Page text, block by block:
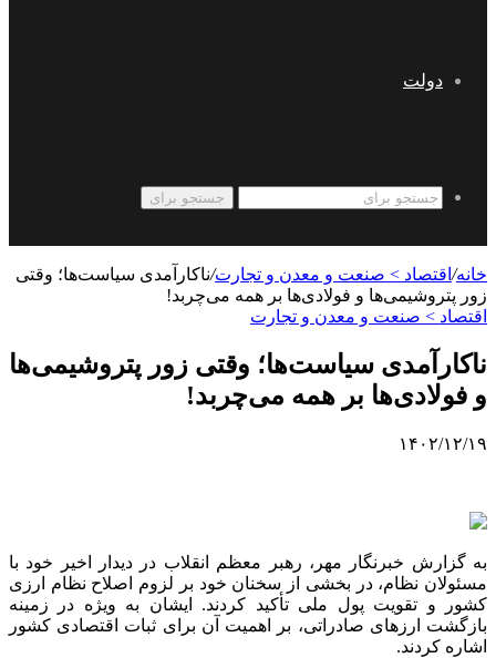
دولت
جستجو برای
خانه/ اقتصاد > صنعت و معدن و تجارت/ناکارآمدی سیاست‌ها؛ وقتی
زور پتروشیمی‌ها و فولادی‌ها بر همه می‌چربد!
اقتصاد > صنعت و معدن و تجارت
ناکارآمدی سیاست‌ها؛ وقتی زور پتروشیمی‌ها
و فولادی‌ها بر همه می‌چربد!
۱۴۰۲/۱۲/۱۹
به گزارش خبرنگار مهر، رهبر معظم انقلاب در دیدار اخیر خود با
مسئولان نظام، در بخشی از سخنان خود بر لزوم اصلاح نظام ارزی
کشور و تقویت پول ملی تأکید کردند. ایشان به ویژه در زمینه
بازگشت ارزهای صادراتی، بر اهمیت آن برای ثبات اقتصادی کشور
اشاره کردند.